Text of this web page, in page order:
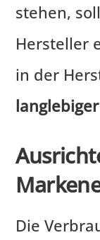
stehen,
Hersteller
in der
Die